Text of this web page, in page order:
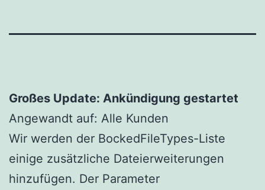
Großes Update: Ankündigung gestartet
Angewandt auf: Alle Kunden
Wir werden der BockedFileTypes-Liste
einige zusätzliche Dateierweiterungen
hinzufügen. Der Parameter